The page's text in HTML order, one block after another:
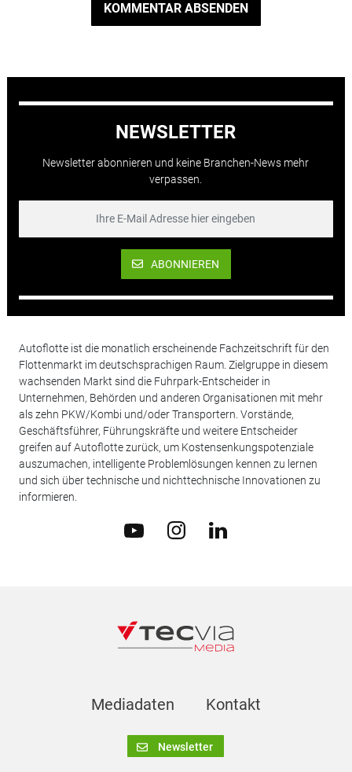
KOMMENTAR ABSENDEN
NEWSLETTER
Newsletter abonnieren und keine Branchen-News mehr
verpassen.
ABONNIEREN
Autoflotte ist die monatlich erscheinende Fachzeitschrift für den
Flottenmarkt im deutschsprachigen Raum. Zielgruppe in diesem
wachsenden Markt sind die Fuhrpark-Entscheider in
Unternehmen, Behörden und anderen Organisationen mit mehr
als zehn PKW/Kombi und/oder Transportern. Vorstände,
Geschäftsführer, Führungskräfte und weitere Entscheider
greifen auf Autoflotte zurück, um Kostensenkungspotenziale
auszumachen, intelligente Problemlösungen kennen zu lernen
und sich über technische und nichttechnische Innovationen zu
informieren.
Mediadaten Kontakt
Newsletter